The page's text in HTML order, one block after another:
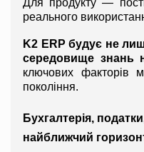
реального
K2 ERP будує не
середовище знань
ключових факторів
покоління.
Бухгалтерія,
найближчий